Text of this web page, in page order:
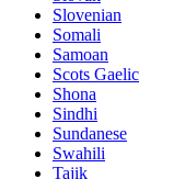
Slovenian
Somali
Samoan
Scots Gaelic
Shona
Sindhi
Sundanese
Swahili
Tajik